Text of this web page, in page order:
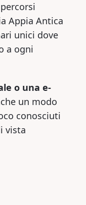
Appia Antica
unici dove
a ogni
o una e-
un modo
conosciuti
vista